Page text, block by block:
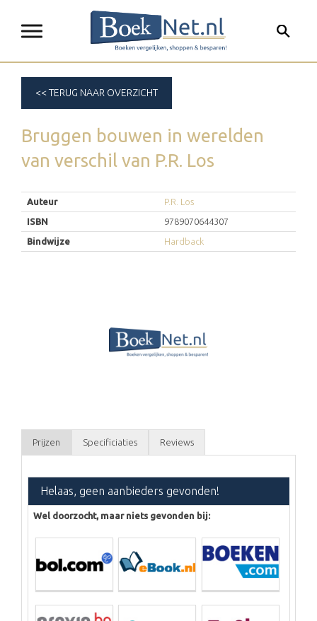
<< TERUG NAAR OVERZICHT
Bruggen bouwen in werelden
van verschil van P.R. Los
Auteur
P.R. Los
ISBN
9789070644307
Bindwijze
Hardback
Prijzen Specificiaties Reviews
Helaas, geen aanbieders gevonden!
Wel doorzocht, maar niets gevonden bij: